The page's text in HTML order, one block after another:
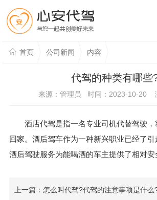
首页 公司新闻 内容
代驾的种类有哪些
来源：管理员 时间：2023-10-20
酒店代驾是指一名专业司机代替驾驶，
回家。酒后驾车作为一种新兴职业已经了引
酒后驾驶服务为能喝酒的车主提供了相对安
上一篇：怎么叫代驾?代驾的注意事项是什么